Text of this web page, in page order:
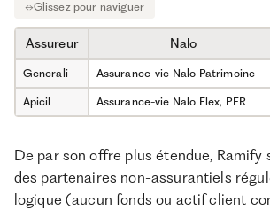
Assureur Nalo
Generali Assurance-vie Nalo Patrimoine
Apicil Assurance-vie Nalo Flex, PER
De par son offre plus étendue, Ramify
des partenaires non-assurantiels
logique (aucun fonds ou actif client